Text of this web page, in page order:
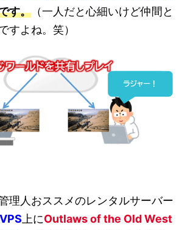
す。 （一人だと心細いけど仲間と
すよね。笑）
理人おススメのレンタルサーバー
上にOutlaws of the Old West